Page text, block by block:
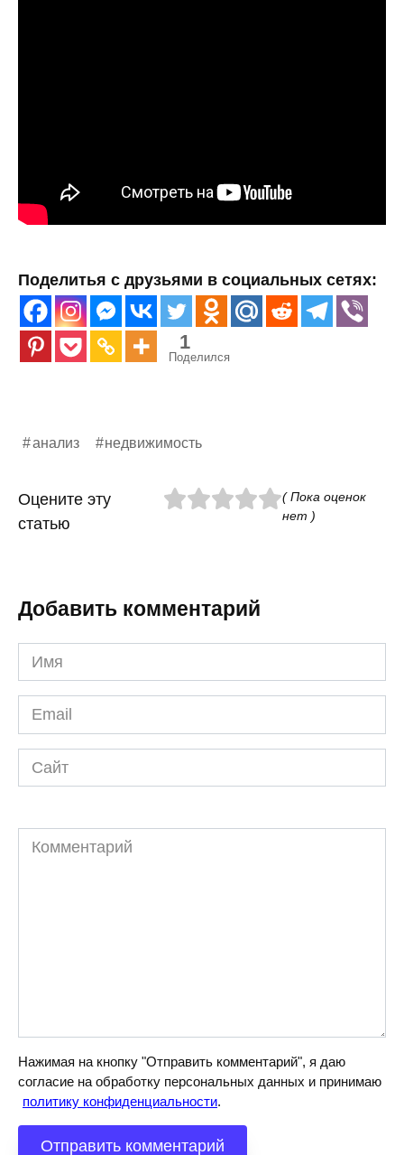
Поделитья с друзьями в социальных сетях:
1
Поделился
анализ недвижимость
Оцените эту
статью
( Пока оценок
нет )
Добавить комментарий
Имя
*
Email
*
Сайт
Комментарий
Нажимая на кнопку "Отправить комментарий", я даю
согласие на обработку персональных данных и принимаю
политику конфиденциальности.